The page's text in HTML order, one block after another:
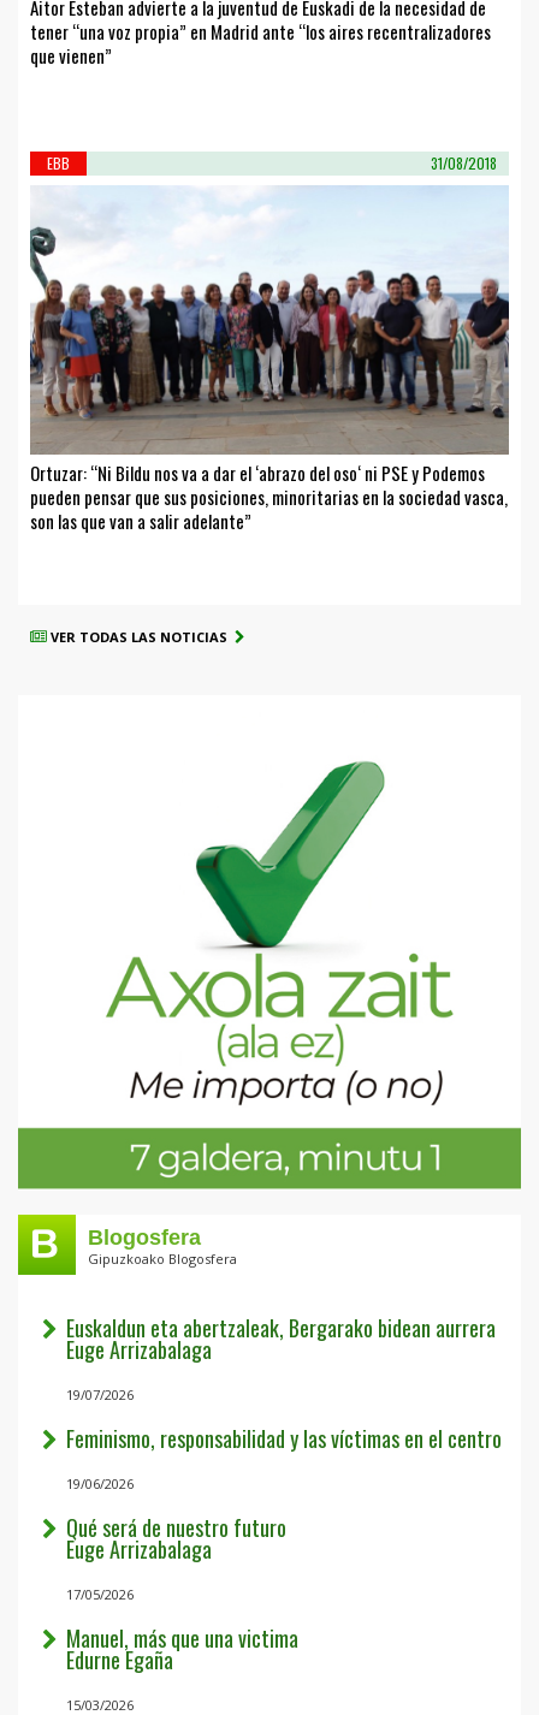
Aitor Esteban advierte a la juventud de Euskadi de la necesidad de
tener “una voz propia” en Madrid ante “los aires recentralizadores
que vienen”
EBB 31/08/2018
Ortuzar: “Ni Bildu nos va a dar el ‘abrazo del oso‘ ni PSE y Podemos
pueden pensar que sus posiciones, minoritarias en la sociedad vasca,
son las que van a salir adelante”
VER TODAS LAS NOTICIAS
Blogosfera
Gipuzkoako Blogosfera
Euskaldun eta abertzaleak, Bergarako bidean aurrera
Euge Arrizabalaga
19/07/2026
Feminismo, responsabilidad y las víctimas en el centro
19/06/2026
Qué será de nuestro futuro
Euge Arrizabalaga
17/05/2026
Manuel, más que una victima
Edurne Egaña
15/03/2026